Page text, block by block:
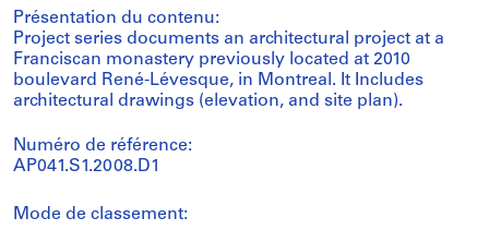
Présentation du contenu:
Project series documents an architectural project at a
Franciscan monastery previously located at 2010
boulevard René-Lévesque, in Montreal. It Includes
architectural drawings (elevation, and site plan).
Numéro de référence:
AP041.S1.2008.D1
Mode de classement: